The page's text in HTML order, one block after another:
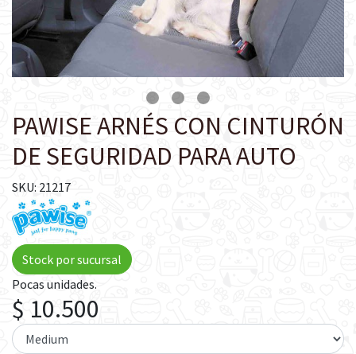
PAWISE ARNÉS CON CINTURÓN
DE SEGURIDAD PARA AUTO
SKU: 21217
Stock por sucursal
Pocas unidades.
$ 10.500